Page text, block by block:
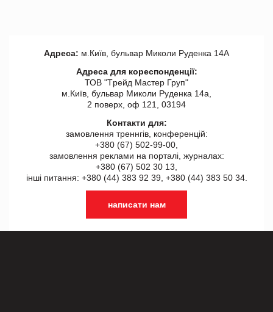
Адреса: м.Київ, бульвар Миколи Руденка 14А
Адреса для кореспонденції:
ТОВ "Tрейд Мастер Груп"
м.Київ, бульвар Миколи Руденка 14а,
2 поверх, оф 121, 03194
Контакти для:
замовлення треннгів, конференцій:
+380 (67) 502-99-00,
замовлення реклами на порталі, журналах:
+380 (67) 502 30 13,
інші питання: +380 (44) 383 92 39, +380 (44) 383 50 34.
написати нам